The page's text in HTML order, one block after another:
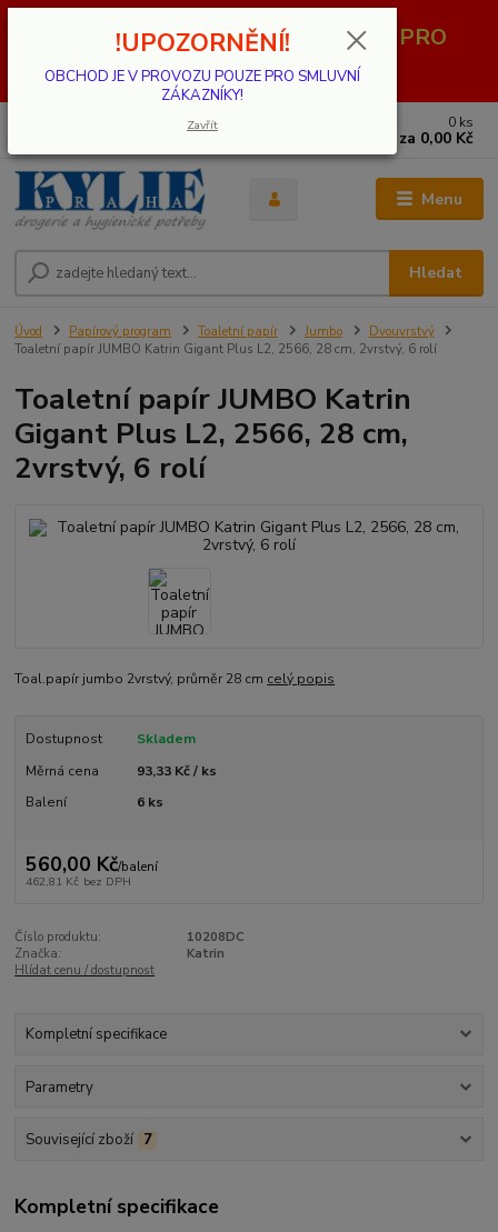
OBCHOD JE V PROVOZU POUZE PRO
SMLUVNÍ ZÁKAZNÍKY!
Menu
Hledat
0 ks
za 0,00 Kč
Úvod Papírový program Toaletní papír Jumbo
Dvouvrstvý
Toaletní papír JUMBO Katrin Gigant Plus L2, 2566, 28 cm, 2vrstvý, 6 rolí
Toaletní papír JUMBO Katrin
Gigant Plus L2, 2566, 28 cm,
2vrstvý, 6 rolí
Toal.papír jumbo 2vrstvý, průměr 28 cm celý popis
Dostupnost
Skladem
Měrná cena
93,33 Kč / ks
Balení
6 ks
560,00 Kč/balení
462,81 Kč bez DPH
Číslo produktu:
10208DC
Značka:
Katrin
Hlídat cenu / dostupnost
Kompletní specifikace
Parametry
Související zboží 7
Kompletní specifikace
!UPOZORNĚNÍ!
OBCHOD JE V PROVOZU POUZE PRO SMLUVNÍ
ZÁKAZNÍKY!
Zavřít